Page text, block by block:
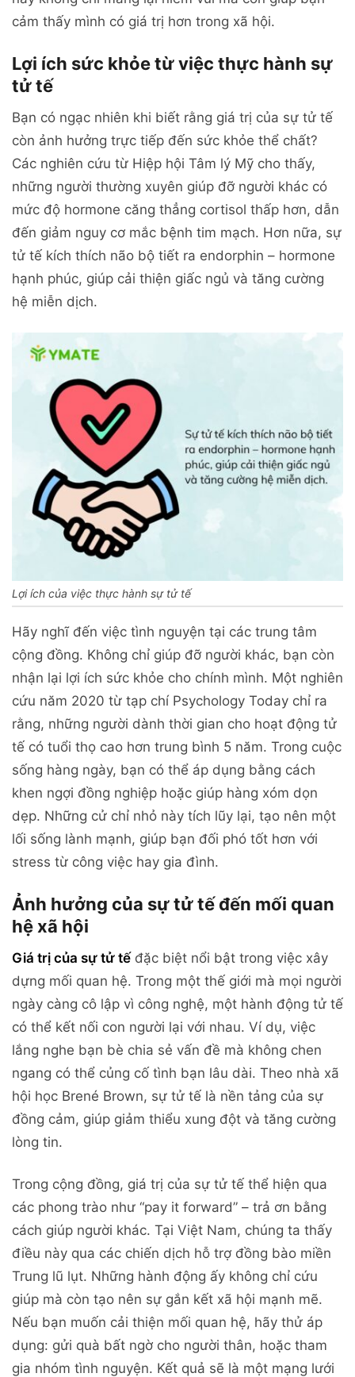
cảm thấy mình có giá trị hơn trong xã hội.
Lợi ích sức khỏe từ việc thực hành sự
tử tế
Bạn có ngạc nhiên khi biết rằng giá trị của sự tử tế
còn ảnh hưởng trực tiếp đến sức khỏe thể chất?
Các nghiên cứu từ Hiệp hội Tâm lý Mỹ cho thấy,
những người thường xuyên giúp đỡ người khác có
mức độ hormone căng thẳng cortisol thấp hơn, dẫn
đến giảm nguy cơ mắc bệnh tim mạch. Hơn nữa, sự
tử tế kích thích não bộ tiết ra endorphin – hormone
hạnh phúc, giúp cải thiện giấc ngủ và tăng cường
hệ miễn dịch.
Lợi ích của việc thực hành sự tử tế
Hãy nghĩ đến việc tình nguyện tại các trung tâm
cộng đồng. Không chỉ giúp đỡ người khác, bạn còn
nhận lại lợi ích sức khỏe cho chính mình. Một nghiên
cứu năm 2020 từ tạp chí Psychology Today chỉ ra
rằng, những người dành thời gian cho hoạt động tử
tế có tuổi thọ cao hơn trung bình 5 năm. Trong cuộc
sống hàng ngày, bạn có thể áp dụng bằng cách
khen ngợi đồng nghiệp hoặc giúp hàng xóm dọn
dẹp. Những cử chỉ nhỏ này tích lũy lại, tạo nên một
lối sống lành mạnh, giúp bạn đối phó tốt hơn với
stress từ công việc hay gia đình.
Ảnh hưởng của sự tử tế đến mối quan
hệ xã hội
Giá trị của sự tử tếđặc biệt nổi bật trong việc xây
dựng mối quan hệ. Trong một thế giới mà mọi người
ngày càng cô lập vì công nghệ, một hành động tử tế
có thể kết nối con người lại với nhau. Ví dụ, việc
lắng nghe bạn bè chia sẻ vấn đề mà không chen
ngang có thể củng cố tình bạn lâu dài. Theo nhà xã
hội học Brené Brown, sự tử tế là nền tảng của sự
đồng cảm, giúp giảm thiểu xung đột và tăng cường
lòng tin.
Trong cộng đồng, giá trị của sự tử tế thể hiện qua
các phong trào như “pay it forward” – trả ơn bằng
cách giúp người khác. Tại Việt Nam, chúng ta thấy
điều này qua các chiến dịch hỗ trợ đồng bào miền
Trung lũ lụt. Những hành động ấy không chỉ cứu
giúp mà còn tạo nên sự gắn kết xã hội mạnh mẽ.
Nếu bạn muốn cải thiện mối quan hệ, hãy thử áp
dụng: gửi quà bất ngờ cho người thân, hoặc tham
gia nhóm tình nguyện. Kết quả sẽ là một mạng lưới